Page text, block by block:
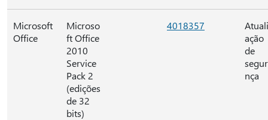
Microsoft
Office
Microso
ft Office
2010
Service
Pack 2
(edições
de 32
bits)
4018357
ação
de
nça